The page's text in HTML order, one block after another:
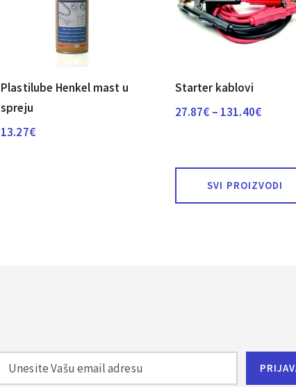
Plastilube Henkel mast u
spreju
13.27€
Starter kablovi
27.87€ – 131.40€Raspon
27.87€
do
SVI PROIZVODI